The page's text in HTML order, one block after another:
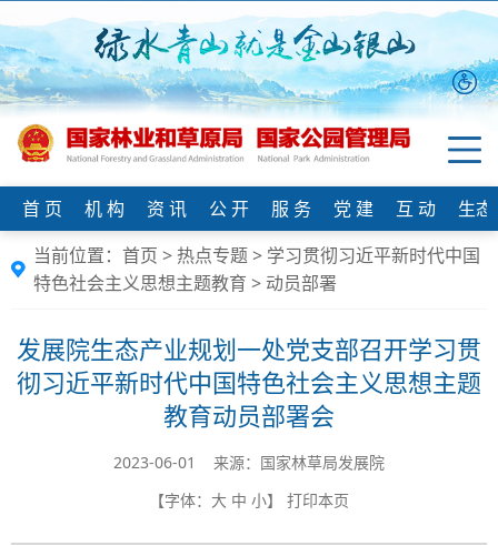
首 页 机 构 资 讯 公 开 服 务 党 建 互 动
生
当前位置： 首页 > 热点专题> 学习贯彻习近平新时代中国
特色社会主义思想主题教育 > 动员部署
发展院生态产业规划一处党支部召开学习贯
彻习近平新时代中国特色社会主义思想主题
教育动员部署会
2023-06-01 来源：国家林草局发展院
【字体： 大 中 小】 打印本页